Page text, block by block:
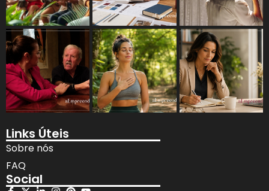
Links Úteis
Sobre nós
FAQ
Social